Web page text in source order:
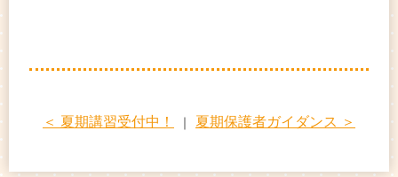
＜ 夏期講習受付中！ ｜ 夏期保護者ガイダンス ＞